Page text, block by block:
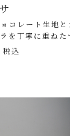
コレート生地
を丁寧に重ねた
税込